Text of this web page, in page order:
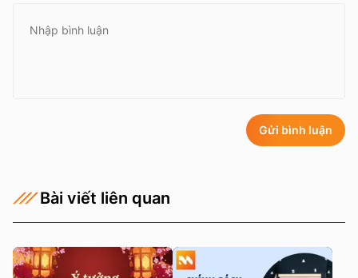
Gửi bình luận
Bài viết liên quan